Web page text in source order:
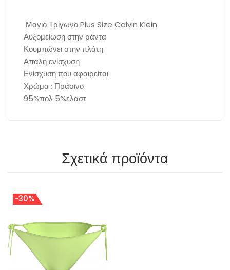
Μαγιό Τρίγωνο Plus Size Calvin Klein
Αυξομείωση στην ράντα
Κουμπώνει στην πλάτη
Απαλή ενίσχυση
Ενίσχυση που αφαιρείται
Χρώμα : Πράσινο
95%πολ 5%ελαστ
Σχετικά προϊόντα
-30%